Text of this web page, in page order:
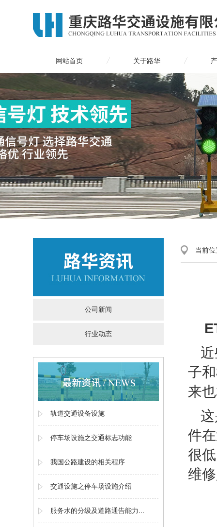
网站首页 关于路华
公司新闻
行业动态
轨道交通设备设施
停车场设施之交通标志功能
我国公路建设的相关程序
交通设施之停车场设施介绍
服务水的分级及道路通告能力...
当前
子
来
件
很
维